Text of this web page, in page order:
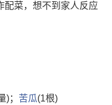
配菜，想不到家人反应
)； 苦瓜(1根)